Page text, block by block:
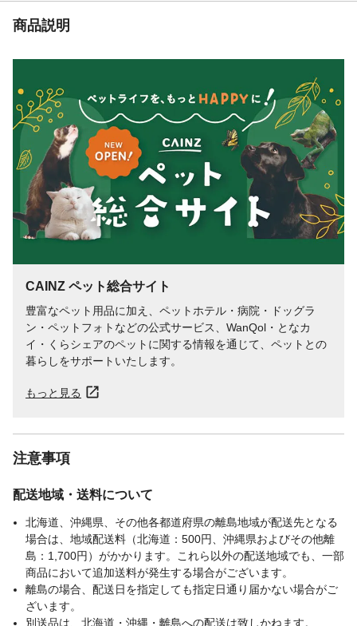
商品説明
CAINZ ペット総合サイト
豊富なペット用品に加え、ペットホテル・病院・ドッグラ
ン・ペットフォトなどの公式サービス、WanQol・となカ
イ・くらシェアのペットに関する情報を通じて、ペットとの
暮らしをサポートいたします。
もっと見る
注意事項
配送地域・送料について
北海道、沖縄県、その他各都道府県の離島地域が配送先となる
場合は、地域配送料（北海道：500円、沖縄県およびその他離
島：1,700円）がかかります。これら以外の配送地域でも、一部
商品において追加送料が発生する場合がございます。
離島の場合、配送日を指定しても指定日通り届かない場合がご
ざいます。
別送品は、北海道・沖縄・離島への配送は致しかねます。